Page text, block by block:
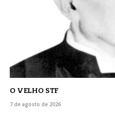
O VELHO STF
7 de agosto de 2026